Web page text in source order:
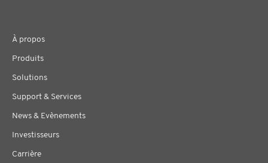
À propos
Produits
Solutions
Support & Services
News & Evènements
Investisseurs
Carrière